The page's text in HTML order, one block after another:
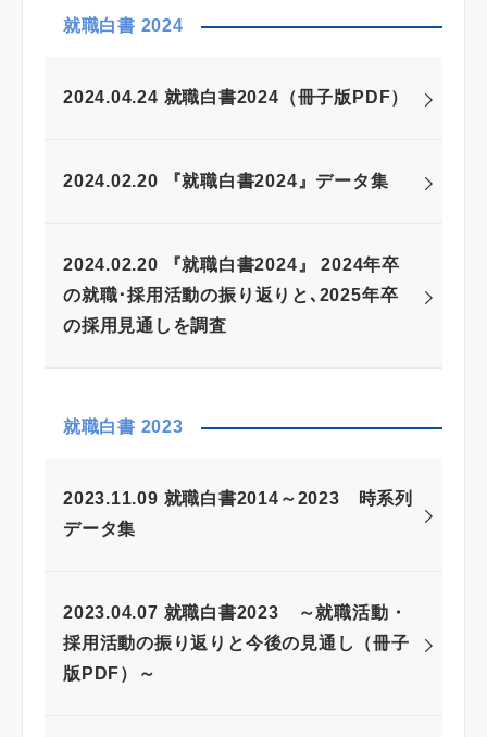
就職白書 2024
2024.04.24 就職白書2024（冊子版PDF）
2024.02.20 『就職白書2024』データ集
2024.02.20 『就職白書2024』 2024年卒
の就職･採用活動の振り返りと､2025年卒
の採用見通しを調査
就職白書 2023
2023.11.09 就職白書2014～2023 時系列
データ集
2023.04.07 就職白書2023 ～就職活動・
採用活動の振り返りと今後の見通し（冊子
版PDF）～